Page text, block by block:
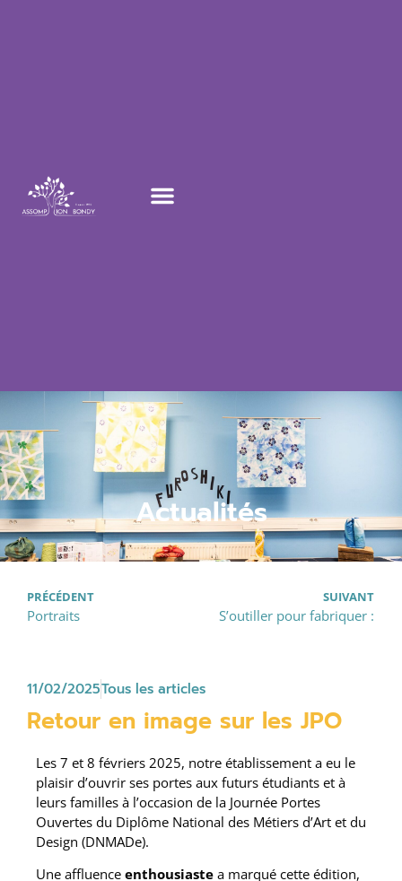
Actualités
PRÉCÉDENT
Portraits
SUIVANT
S’outiller pour fabriquer :
11/02/2025Tous les articles
Retour en image sur les JPO
Les 7 et 8 févriers 2025, notre établissement a eu le
plaisir d’ouvrir ses portes aux futurs étudiants et à
leurs familles à l’occasion de la Journée Portes
Ouvertes du Diplôme National des Métiers d’Art et du
Design (DNMADe).
Une affluence enthousiaste a marqué cette édition,